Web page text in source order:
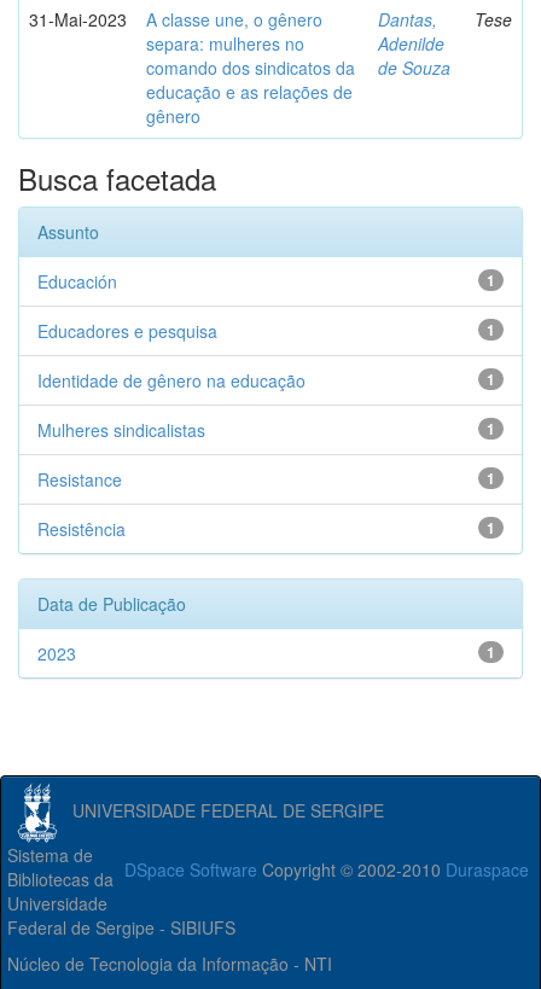
31-Mai-2023
A classe une, o gênero
separa: mulheres no
comando dos sindicatos da
educação e as relações de
gênero
Dantas,
Adenilde
de Souza
Tese
Busca facetada
Assunto
1
Educación
1
Educadores e pesquisa
1
Identidade de gênero na educação
1
Mulheres sindicalistas
1
Resistance
1
Resistência
Data de Publicação
1
2023
UNIVERSIDADE FEDERAL DE SERGIPE
DSpace Software Copyright © 2002-2010 Duraspace
Sistema de
Bibliotecas da
Universidade
Federal de Sergipe - SIBIUFS
Núcleo de Tecnologia da Informação - NTI